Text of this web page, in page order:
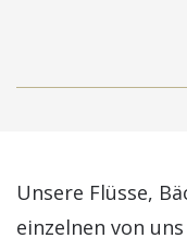
Unsere Flüsse,
einzelnen von